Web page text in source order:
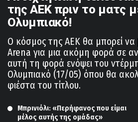
της ΑΕΚ πριν το ματς
Ολυμπιακό!
Ο κόσμος της ΑΕΚ θα μπορεί να
Arena για μια ακόμη φορά σε
αυτή τη φορά ενόψει του
Ολυμπιακό (17/05) όπου θα
φιέστα του τίτλου.
Μπρινιόλι: «Περήφανος που είμαι
μέλος αυτής της ομάδας»